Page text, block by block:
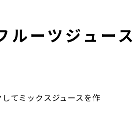
ルーツジュース
てミックスジュースを作